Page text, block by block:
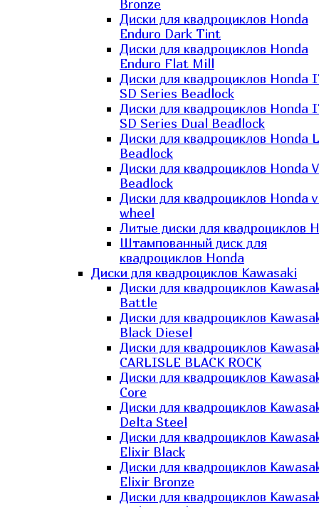
Bronze
Диски для квадроциклов Honda
Enduro Dark Tint
Диски для квадроциклов Honda
Enduro Flat Mill
Диски для квадроциклов Honda
SD Series Beadlock
Диски для квадроциклов Honda
SD Series Dual Beadlock
Диски для квадроциклов Honda
Beadlock
Диски для квадроциклов Honda
Beadlock
Диски для квадроциклов Honda
wheel
Литые диски для квадроциклов
Штампованный диск для
квадроциклов Honda
Диски для квадроциклов Kawasaki
Диски для квадроциклов
Battle
Диски для квадроциклов
Black Diesel
Диски для квадроциклов
CARLISLE BLACK ROCK
Диски для квадроциклов
Core
Диски для квадроциклов
Delta Steel
Диски для квадроциклов
Elixir Black
Диски для квадроциклов
Elixir Bronze
Диски для квадроциклов